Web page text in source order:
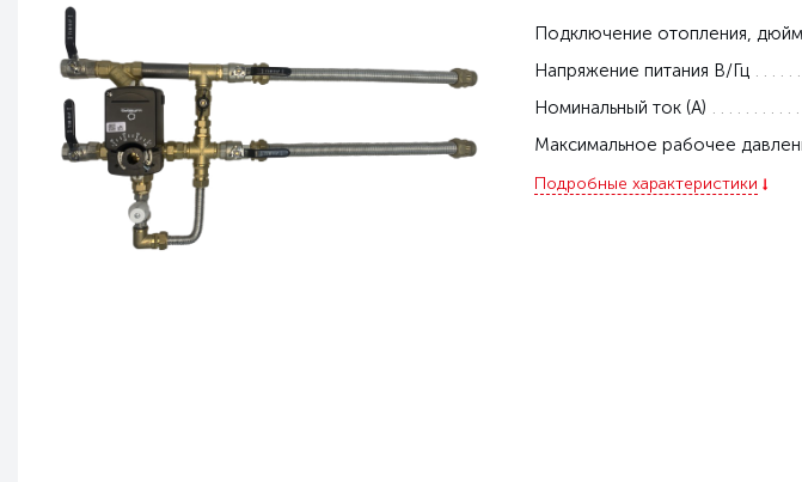
Подключение отопления, дюйм
Напряжение питания В/Гц
Номинальный ток (А)
Максимальное рабочее
Подробные характеристики